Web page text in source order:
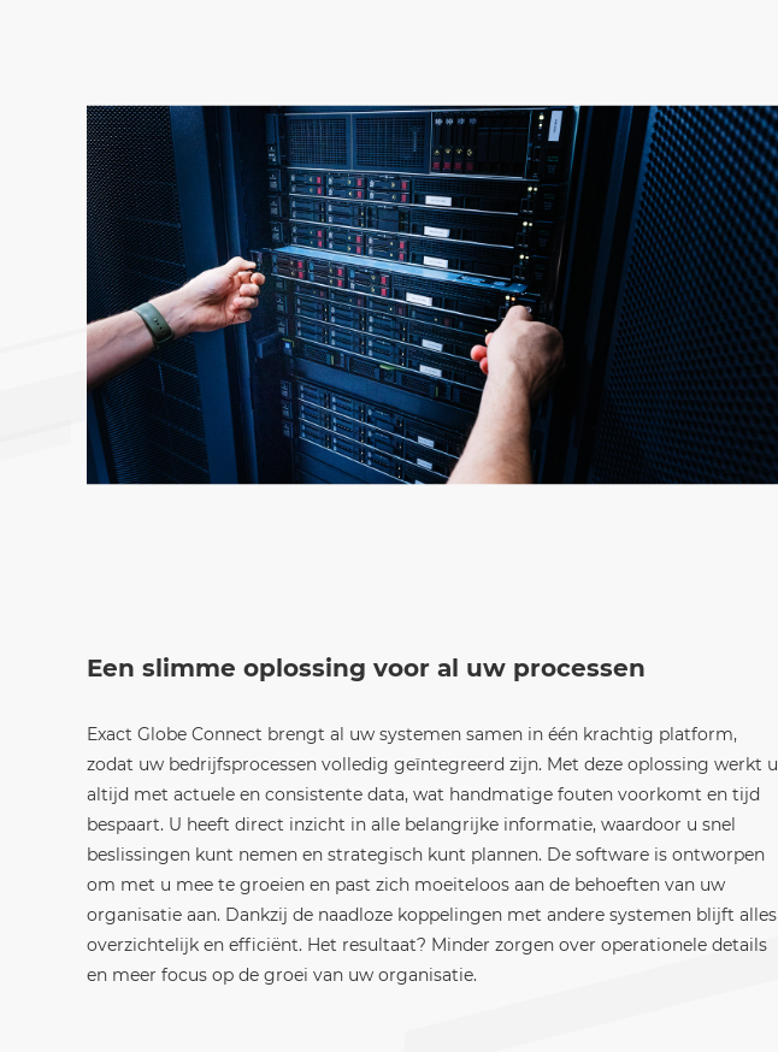
Een slimme oplossing voor al uw processen
Exact Globe Connect brengt al uw systemen samen in één krachtig platform,
zodat uw bedrijfsprocessen volledig geïntegreerd zijn. Met deze oplossing werkt u
altijd met actuele en consistente data, wat handmatige fouten voorkomt en tijd
bespaart. U heeft direct inzicht in alle belangrijke informatie, waardoor u snel
beslissingen kunt nemen en strategisch kunt plannen. De software is ontworpen
om met u mee te groeien en past zich moeiteloos aan de behoeften van uw
organisatie aan. Dankzij de naadloze koppelingen met andere systemen blijft alles
overzichtelijk en efficiënt. Het resultaat? Minder zorgen over operationele details
en meer focus op de groei van uw organisatie.